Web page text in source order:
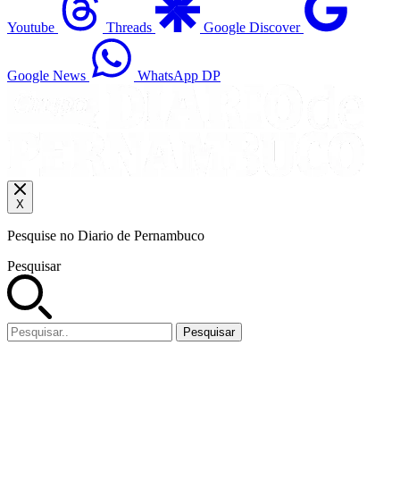
Youtube Threads Google Discover
Google News WhatsApp DP
X
Pesquise no Diario de Pernambuco
Pesquisar
Pesquisar